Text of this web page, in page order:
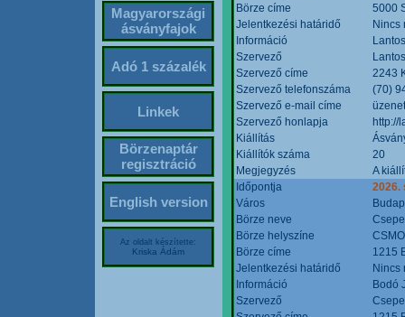
Magyarországi
ásványfajok
Adó 1 százalék
Linkek
Börzenaptár
regisztráció
English version
Az oldalt készítette:
Kriska Ádám
Börze címe
5000
Jelentkezési határidő
Nincs
Információ
Szervező
Szervező címe
2243
Szervező telefonszáma
(70)
Szervező e-mail címe
Szervező honlapja
http://
Kiállítás
Kiállítók száma
20
Megjegyzés
A
Időpontja
2026.
Város
Börze neve
Börze helyszíne
Börze címe
1215
Jelentkezési határidő
Nincs
Információ
Bodó
Szervező